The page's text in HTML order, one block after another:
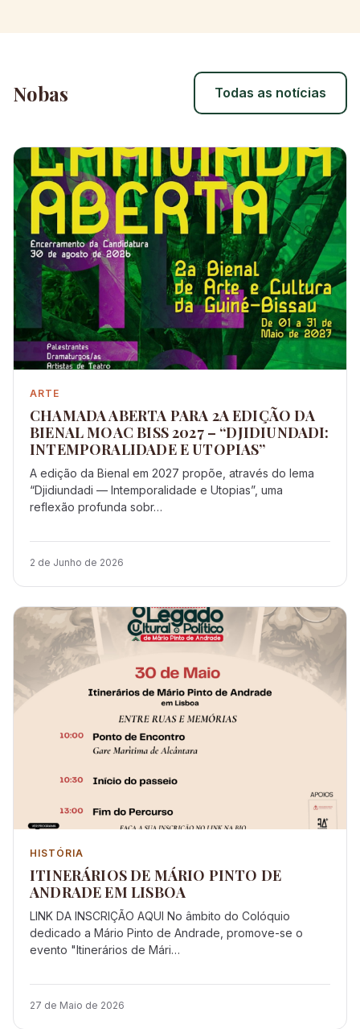
Nobas Todas as notícias
ARTE
CHAMADA ABERTA PARA 2A EDIÇÃO DA
BIENAL MOAC BISS 2027 – “DJIDIUNDADI:
INTEMPORALIDADE E UTOPIAS”
A edição da Bienal em 2027 propõe, através do lema
“Djidiundadi — Intemporalidade e Utopias”, uma
reflexão profunda sobr…
2 de Junho de 2026
HISTÓRIA
ITINERÁRIOS DE MÁRIO PINTO DE
ANDRADE EM LISBOA
LINK DA INSCRIÇÃO AQUI No âmbito do Colóquio
dedicado a Mário Pinto de Andrade, promove-se o
evento "Itinerários de Mári…
27 de Maio de 2026